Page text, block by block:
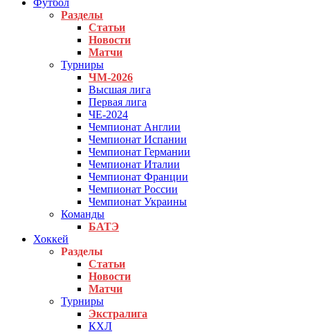
Футбол
Разделы
Статьи
Новости
Матчи
Турниры
ЧМ-2026
Высшая лига
Первая лига
ЧЕ-2024
Чемпионат Англии
Чемпионат Испании
Чемпионат Германии
Чемпионат Италии
Чемпионат Франции
Чемпионат России
Чемпионат Украины
Команды
БАТЭ
Хоккей
Разделы
Статьи
Новости
Матчи
Турниры
Экстралига
КХЛ